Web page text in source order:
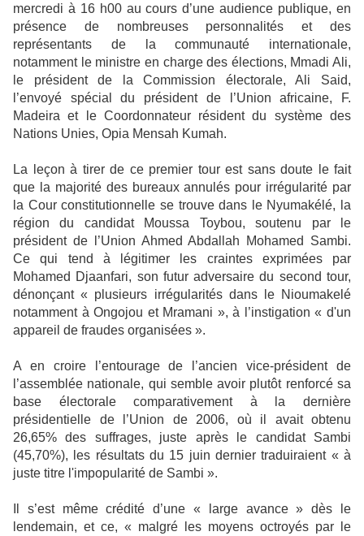
mercredi à 16 h00 au cours d’une audience publique, en
présence de nombreuses personnalités et des
représentants de la communauté internationale,
notamment le ministre en charge des élections, Mmadi Ali,
le président de la Commission électorale, Ali Said,
l’envoyé spécial du président de l’Union africaine, F.
Madeira et le Coordonnateur résident du système des
Nations Unies, Opia Mensah Kumah.
La leçon à tirer de ce premier tour est sans doute le fait
que la majorité des bureaux annulés pour irrégularité par
la Cour constitutionnelle se trouve dans le Nyumakélé, la
région du candidat Moussa Toybou, soutenu par le
président de l’Union Ahmed Abdallah Mohamed Sambi.
Ce qui tend à légitimer les craintes exprimées par
Mohamed Djaanfari, son futur adversaire du second tour,
dénonçant « plusieurs irrégularités dans le Nioumakelé
notamment à Ongojou et Mramani », à l’instigation « d'un
appareil de fraudes organisées ».
A en croire l’entourage de l’ancien vice-président de
l’assemblée nationale, qui semble avoir plutôt renforcé sa
base électorale comparativement à la dernière
présidentielle de l’Union de 2006, où il avait obtenu
26,65% des suffrages, juste après le candidat Sambi
(45,70%), les résultats du 15 juin dernier traduiraient « à
juste titre l'impopularité de Sambi ».
Il s’est même crédité d’une « large avance » dès le
lendemain, et ce, « malgré les moyens octroyés par le